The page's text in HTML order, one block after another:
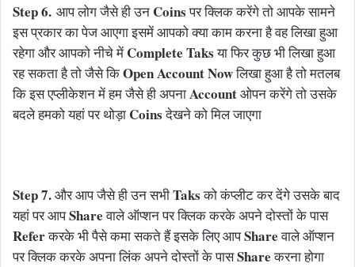
Step 6. आप लोग जैसे ही उन Coinsपर क्लिक करेंगे तो आपके सामने
इस प्रकार का पेज आएगा इसमें आपको क्या काम करना है वह लिखा हुआ
रहेगा और आपको नीचे में Complete Taksया फिर कुछ भी लिखा हुआ
रह सकता है तो जैसे किOpen Account Nowलिखा हुआ है तो मतलब
कि इस एप्लीकेशन में हम जैसे ही अपनाAccountओपन करेंगे तो उसके
बदले हमको यहां पर थोड़ा Coinsदेखने को मिल जाएगा
Step 7.और आप जैसे ही उन सभीTaksको कंप्लीट कर देंगे उसके बाद
यहां पर आपShareवाले ऑप्शन पर क्लिक करके अपने दोस्तों के पास
Referकरके भी पैसे कमा सकते हैं इसके लिए आपShareवाले ऑप्शन
पर क्लिक करके अपना लिंक अपने दोस्तों के पासShareकरना होगा